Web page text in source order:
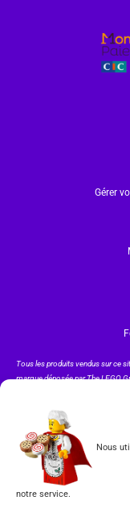
Nous
notre service.
Gérer
Tous les produits vendus sur ce
marque déposée par The LEGO
INSCRIPTION À LA